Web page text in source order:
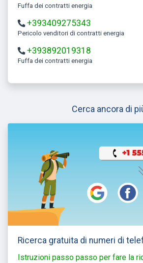
Fuffa dei contratti energia
+393409275343
Pericolo venditori di contratti energia
+393892019318
Fuffa dei contratti energia
Cerca ancora di
Ricerca gratuita di numeri di
Istruzioni passo passo per fare la